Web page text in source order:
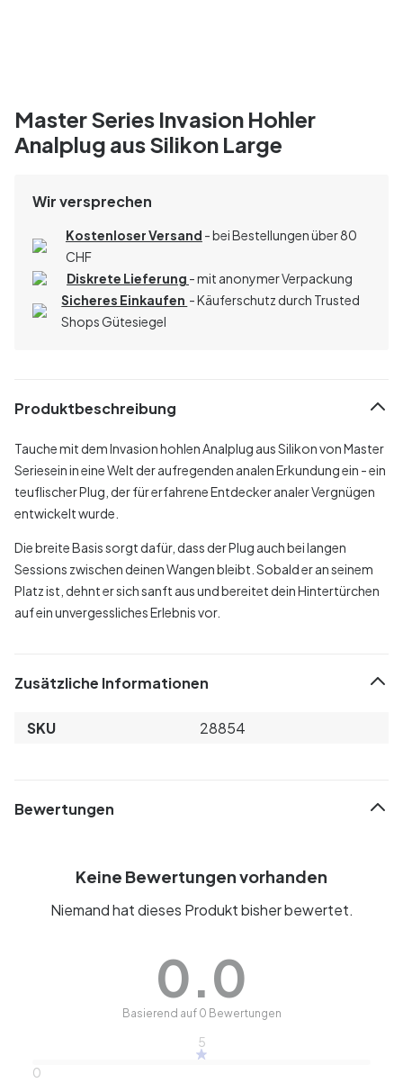
Master Series Invasion Hohler
Analplug aus Silikon Large
Wir versprechen
Kostenloser Versand - bei Bestellungen über 80
CHF
Diskrete Lieferung - mit anonymer Verpackung
Sicheres Einkaufen - Käuferschutz durch Trusted
Shops Gütesiegel
Produktbeschreibung
Tauche mit dem Invasion hohlen Analplug aus Silikon von Master
Seriesein in eine Welt der aufregenden analen Erkundung ein - ein
teuflischer Plug, der für erfahrene Entdecker analer Vergnügen
entwickelt wurde.
Die breite Basis sorgt dafür, dass der Plug auch bei langen
Sessions zwischen deinen Wangen bleibt. Sobald er an seinem
Platz ist, dehnt er sich sanft aus und bereitet dein Hintertürchen
auf ein unvergessliches Erlebnis vor.
Zusätzliche Informationen
SKU 28854
Bewertungen
Keine Bewertungen vorhanden
Niemand hat dieses Produkt bisher bewertet.
0.0
Basierend auf 0 Bewertungen
5
0